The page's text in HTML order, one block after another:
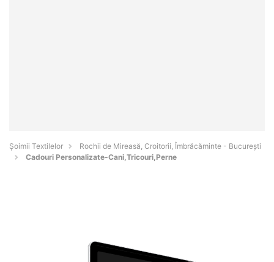
Șoimii Textilelor
Rochii de Mireasă, Croitorii, Îmbrăcăminte - Bucureşti
Cadouri Personalizate-Cani,Tricouri,Perne